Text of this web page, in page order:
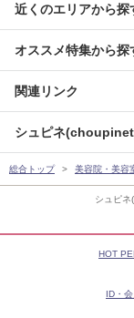
シュピ
近くのエリアから探
オススメ特集から探
関連リンク
シュピネ
総合トップ 美容院・美容
HOT
ID・